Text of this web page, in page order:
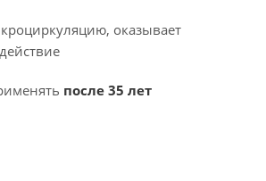
оказывает
после 35 лет